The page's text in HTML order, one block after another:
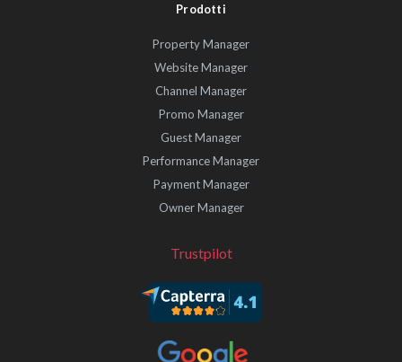
Prodotti
Property Manager
Website Manager
Channel Manager
Promo Manager
Guest Manager
Performance Manager
Payment Manager
Owner Manager
Trustpilot